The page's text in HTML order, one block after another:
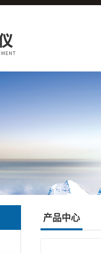
产品中心